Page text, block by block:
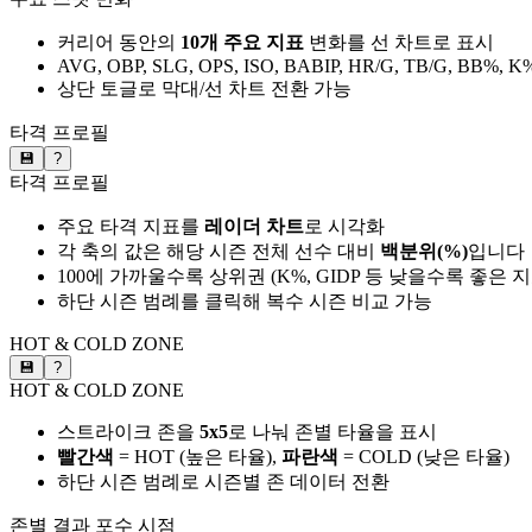
커리어 동안의 10개 주요 지표 변화를 선 차트로 표시
AVG, OBP, SLG, OPS, ISO, BABIP, HR/G, TB/G, BB%,
상단 토글로 막대/선 차트 전환 가능
타격 프로필
💾 ?
타격 프로필
주요 타격 지표를 레이더 차트로 시각화
각 축의 값은 해당 시즌 전체 선수 대비 백분위(%)입니다
100에 가까울수록 상위권 (K%, GIDP 등 낮을수록 좋은
하단 시즌 범례를 클릭해 복수 시즌 비교 가능
HOT & COLD ZONE
💾 ?
HOT & COLD ZONE
스트라이크 존을 5x5로 나눠 존별 타율을 표시
빨간색 = HOT (높은 타율), 파란색 = COLD (낮은 타율)
하단 시즌 범례로 시즌별 존 데이터 전환
존별 결과 포수 시점